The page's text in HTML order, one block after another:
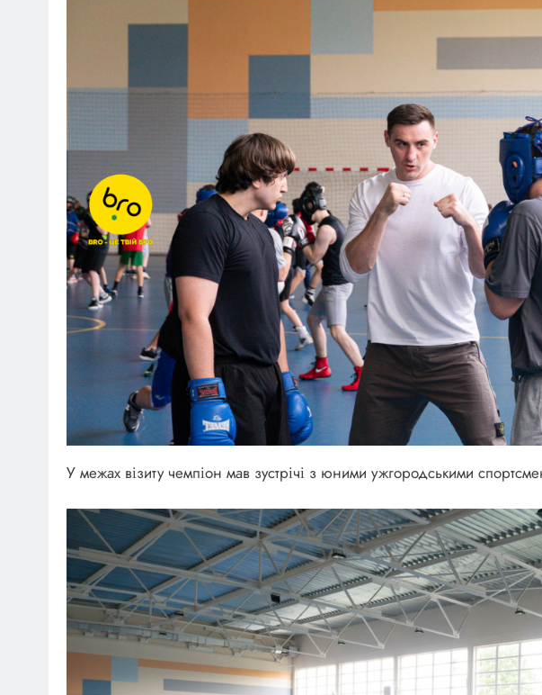
У межах візиту чемпіон мав зустрічі з юними ужгородськими